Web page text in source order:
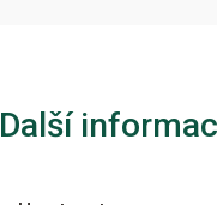
Další